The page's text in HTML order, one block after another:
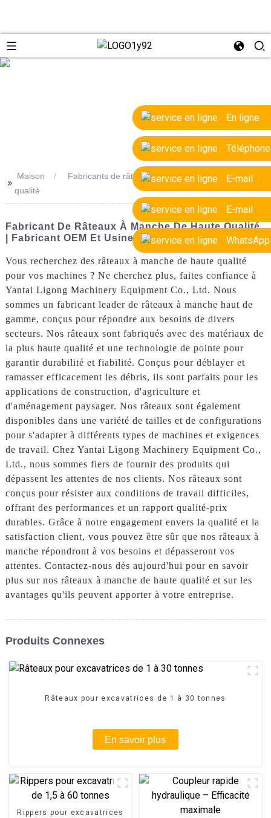
En ligne
Téléphone
E-mail
E-mail
WhatsApp
>>
Maison
Fabricants de râteaux à manche de haute
qualité
Fabricant De Râteaux À Manche De Haute Qualité
| Fabricant OEM Et Usine
Vous recherchez des râteaux à manche de haute qualité
pour vos machines ? Ne cherchez plus, faites confiance à
Yantai Ligong Machinery Equipment Co., Ltd. Nous
sommes un fabricant leader de râteaux à manche haut de
gamme, conçus pour répondre aux besoins de divers
secteurs. Nos râteaux sont fabriqués avec des matériaux de
la plus haute qualité et une technologie de pointe pour
garantir durabilité et fiabilité. Conçus pour déblayer et
ramasser efficacement les débris, ils sont parfaits pour les
applications de construction, d'agriculture et
d'aménagement paysager. Nos râteaux sont également
disponibles dans une variété de tailles et de configurations
pour s'adapter à différents types de machines et exigences
de travail. Chez Yantai Ligong Machinery Equipment Co.,
Ltd., nous sommes fiers de fournir des produits qui
dépassent les attentes de nos clients. Nos râteaux sont
conçus pour résister aux conditions de travail difficiles,
offrant des performances et un rapport qualité-prix
durables. Grâce à notre engagement envers la qualité et la
satisfaction client, vous pouvez être sûr que nos râteaux à
manche répondront à vos besoins et dépasseront vos
attentes. Contactez-nous dès aujourd'hui pour en savoir
plus sur nos râteaux à manche de haute qualité et sur les
avantages qu'ils peuvent apporter à votre entreprise.
Produits Connexes
Râteaux pour excavatrices de 1 à 30 tonnes
En savoir plus
Rippers pour excavatrices